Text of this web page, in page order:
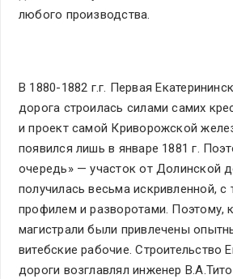
любого производства.
В 1880-1882 г.г. Первая
дорога строилась силами самих
и проект самой Криворожской
появился лишь в январе 1881 г.
очередь» — участок от Долинской
получилась весьма искривленной,
профилем и разворотами. Поэтому,
магистрали были привлечены
витебские рабочие. Строительство
дороги возглавлял инженер